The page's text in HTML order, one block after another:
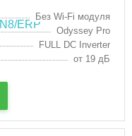
Без Wi-Fi модуля
Odyssey Pro
FULL DC Inverter
от 19 дБ